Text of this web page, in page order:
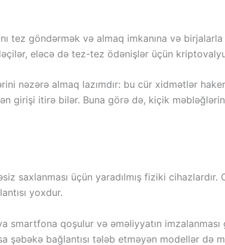
tez göndərmək və almaq imkanına və
eləcə də tez-tez ödənişlər üçün
nəzərə almaq lazımdır: bu cür xidmətlər
girişi itirə bilər. Buna görə də, kiçik
saxlanması üçün yaradılmış fiziki
yoxdur.
smartfona qoşulur və əməliyyatın
şəbəkə bağlantısı tələb etməyən modellər də